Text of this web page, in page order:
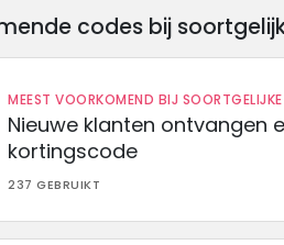
codes bij
MEEST VOORKOMEND BIJ SOORTGELIJKE
Nieuwe klanten ontvangen
kortingscode
237 GEBRUIKT